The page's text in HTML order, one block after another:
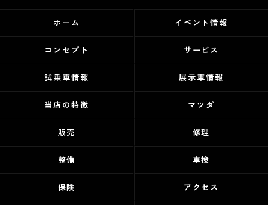
ホーム イベント情報
コンセプト サービス
試乗車情報 展示車情報
当店の特徴 マツダ
販売 修理
整備 車検
保険 アクセス